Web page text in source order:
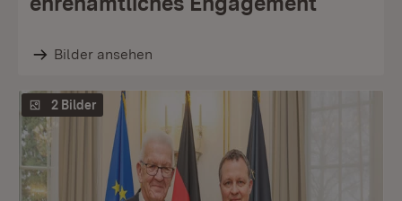
Bilder ansehen
2 Bilder